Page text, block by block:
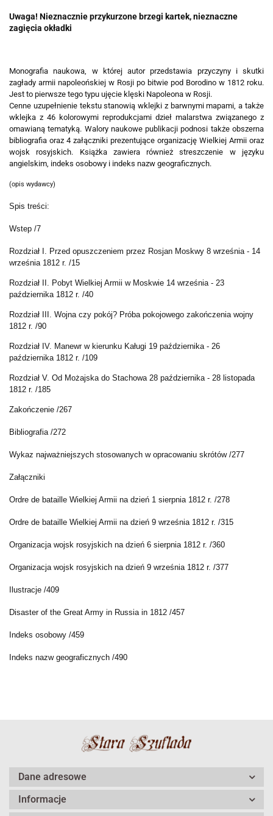
Uwaga! Nieznacznie przykurzone brzegi kartek, nieznaczne
zagięcia okładki
Monografia naukowa, w której autor przedstawia przyczyny i skutki
zagłady armii napoleońskiej w Rosji po bitwie pod Borodino w 1812 roku.
Jest to pierwsze tego typu ujęcie klęski Napoleona w Rosji.
Cenne uzupełnienie tekstu stanowią wklejki z barwnymi mapami, a także
wklejka z 46 kolorowymi reprodukcjami dzieł malarstwa związanego z
omawianą tematyką. Walory naukowe publikacji podnosi także obszerna
bibliografia oraz 4 załączniki prezentujące organizację Wielkiej Armii oraz
wojsk rosyjskich. Książka zawiera również streszczenie w języku
angielskim, indeks osobowy i indeks nazw geograficznych.
(opis wydawcy)
Spis treści:
Wstep /7
Rozdział I. Przed opuszczeniem przez Rosjan Moskwy 8 września - 14
września 1812 r. /15
Rozdział II. Pobyt Wielkiej Armii w Moskwie 14 września - 23
października 1812 r. /40
Rozdział III. Wojna czy pokój? Próba pokojowego zakończenia wojny
1812 r. /90
Rozdział IV. Manewr w kierunku Kaługi 19 października - 26
października 1812 r. /109
Rozdział V. Od Możajska do Stachowa 28 października - 28 listopada
1812 r. /185
Zakończenie /267
Bibliografia /272
Wykaz najważniejszych stosowanych w opracowaniu skrótów /277
Załączniki
Ordre de bataille Wielkiej Armii na dzień 1 sierpnia 1812 r. /278
Ordre de bataille Wielkiej Armii na dzień 9 września 1812 r. /315
Organizacja wojsk rosyjskich na dzień 6 sierpnia 1812 r. /360
Organizacja wojsk rosyjskich na dzień 9 września 1812 r. /377
Ilustracje /409
Disaster of the Great Army in Russia in 1812 /457
Indeks osobowy /459
Indeks nazw geograficznych /490
Dane adresowe
Informacje